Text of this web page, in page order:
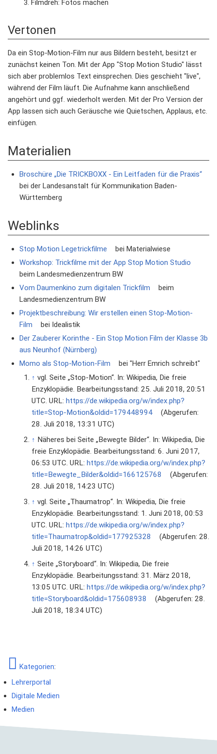
Filmdreh: Fotos machen
Vertonen
Da ein Stop-Motion-Film nur aus Bildern besteht, besitzt er
zunächst keinen Ton. Mit der App "Stop Motion Studio" lässt
sich aber problemlos Text einsprechen. Dies geschieht "live",
während der Film läuft. Die Aufnahme kann anschließend
angehört und ggf. wiederholt werden. Mit der Pro Version der
App lassen sich auch Geräusche wie Quietschen, Applaus, etc.
einfügen.
Materialien
Broschüre „Die TRICKBOXX - Ein Leitfaden für die Praxis“
bei der Landesanstalt für Kommunikation Baden-
Württemberg
Weblinks
Stop Motion Legetrickfilme
bei Materialwiese
Workshop: Trickfilme mit der App Stop Motion Studio
beim Landesmedienzentrum BW
Vom Daumenkino zum digitalen Trickfilm
beim
Landesmedienzentrum BW
Projektbeschreibung: Wir erstellen einen Stop-Motion-
Film
bei Idealistik
Der Zauberer Korinthe - Ein Stop Motion Film der Klasse 3b
aus Neunhof (Nürnberg)
Momo als Stop-Motion-Film
bei "Herr Emrich schreibt"
↑ vgl. Seite „Stop-Motion“. In: Wikipedia, Die freie
Enzyklopädie. Bearbeitungsstand: 25. Juli 2018, 20:51
UTC. URL: https://de.wikipedia.org/w/index.php?
title=Stop-Motion&oldid=179448994
(Abgerufen:
28. Juli 2018, 13:31 UTC)
↑ Näheres bei Seite „Bewegte Bilder“. In: Wikipedia, Die
freie Enzyklopädie. Bearbeitungsstand: 6. Juni 2017,
06:53 UTC. URL: https://de.wikipedia.org/w/index.php?
title=Bewegte_Bilder&oldid=166125768
(Abgerufen:
28. Juli 2018, 14:23 UTC)
↑ vgl. Seite „Thaumatrop“. In: Wikipedia, Die freie
Enzyklopädie. Bearbeitungsstand: 1. Juni 2018, 00:53
UTC. URL: https://de.wikipedia.org/w/index.php?
title=Thaumatrop&oldid=177925328
(Abgerufen: 28.
Juli 2018, 14:26 UTC)
↑ Seite „Storyboard“. In: Wikipedia, Die freie
Enzyklopädie. Bearbeitungsstand: 31. März 2018,
13:05 UTC. URL: https://de.wikipedia.org/w/index.php?
title=Storyboard&oldid=175608938
(Abgerufen: 28.
Juli 2018, 18:34 UTC)
Kategorien:
Lehrerportal
Digitale Medien
Medien